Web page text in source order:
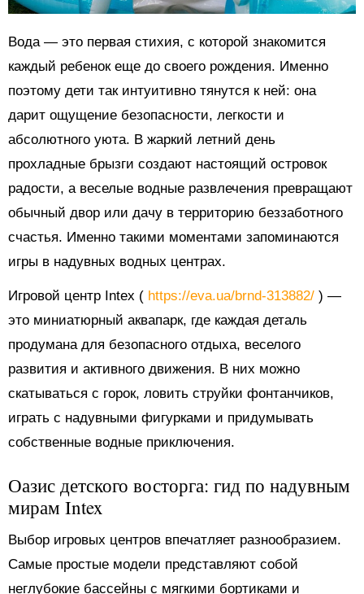
Вода — это первая стихия, с которой знакомится
каждый ребенок еще до своего рождения. Именно
поэтому дети так интуитивно тянутся к ней: она
дарит ощущение безопасности, легкости и
абсолютного уюта. В жаркий летний день
прохладные брызги создают настоящий островок
радости, а веселые водные развлечения превращают
обычный двор или дачу в территорию беззаботного
счастья. Именно такими моментами запоминаются
игры в надувных водных центрах.
Игровой центр Intex ( https://eva.ua/brnd-313882/ ) —
это миниатюрный аквапарк, где каждая деталь
продумана для безопасного отдыха, веселого
развития и активного движения. В них можно
скатываться с горок, ловить струйки фонтанчиков,
играть с надувными фигурками и придумывать
собственные водные приключения.
Оазис детского восторга: гид по надувным
мирам Intex
Выбор игровых центров впечатляет разнообразием.
Самые простые модели представляют собой
неглубокие бассейны с мягкими бортиками и